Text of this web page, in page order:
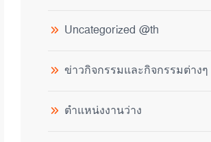
Uncategorized @th
ข่าวกิจกรรมและกิจกรรมต่างๆ
ตำแหน่งงานว่าง